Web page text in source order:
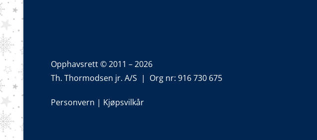
Opphavsrett © 2011 – 2026
Th. Thormodsen jr. A/S | Org nr: 916 730 675
Personvern | Kjøpsvilkår